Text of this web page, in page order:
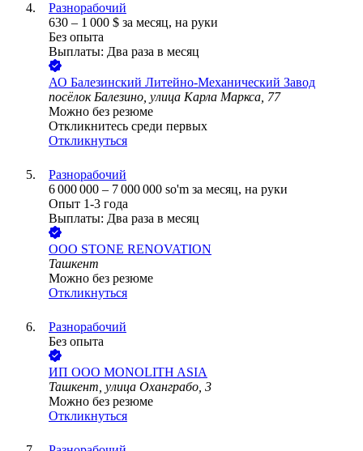
Разнорабочий
630 – 1 000 $ за месяц, на руки
Без опыта
Выплаты: Два раза в месяц
АО Балезинский Литейно-Механический Завод
посёлок Балезино, улица Карла Маркса, 77
Можно без резюме
Откликнитесь среди первых
Откликнуться
Разнорабочий
6 000 000 – 7 000 000 so'm за месяц, на руки
Опыт 1-3 года
Выплаты: Два раза в месяц
ООО STONE RENOVATION
Ташкент
Можно без резюме
Откликнуться
Разнорабочий
Без опыта
ИП ООО MONOLITH ASIA
Ташкент, улица Оханграбо, 3
Можно без резюме
Откликнуться